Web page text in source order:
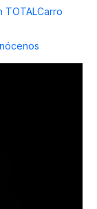
TOTALCarro